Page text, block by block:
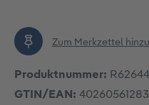
Zum Merkzettel
Produktnummer: R62644
GTIN/EAN: